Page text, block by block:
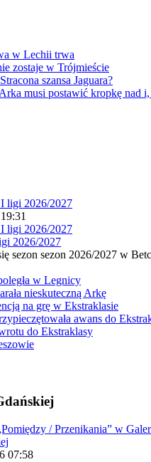
w Lechii trwa
zostaje w Trójmieście
szansa Jaguara?
musi postawić kropkę nad
2026/2027
sezon sezon 2026/2027 w
w Legnicy
nieskuteczną Arkę
na grę w Ekstraklasie
awans do
do Ekstraklasy
07:58